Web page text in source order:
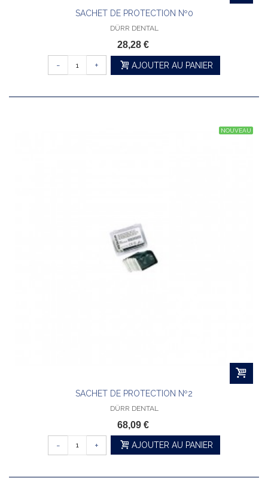
SACHET DE PROTECTION Nº0
DÜRR DENTAL
28,28 €
- + AJOUTER AU PANIER
NOUVEAU
SACHET DE PROTECTION Nº2
DÜRR DENTAL
68,09 €
- + AJOUTER AU PANIER